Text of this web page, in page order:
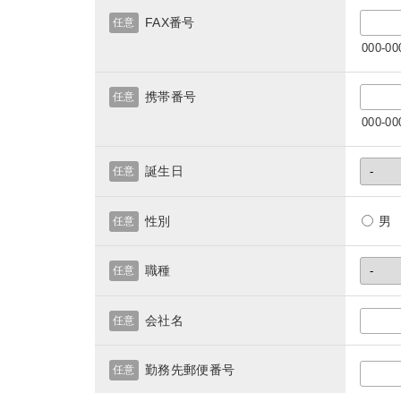
FAX番号
任意
000-
携帯番号
任意
000-
誕生日
任意
性別
任意
職種
任意
会社名
任意
勤務先郵便番号
任意